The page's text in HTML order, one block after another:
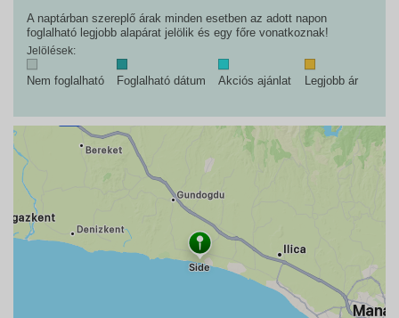
A naptárban szereplő árak minden esetben az adott napon
foglalható legjobb alapárat jelölik és egy főre vonatkoznak!
Jelölések:
Nem foglalható Foglalható dátum Akciós ajánlat Legjobb ár